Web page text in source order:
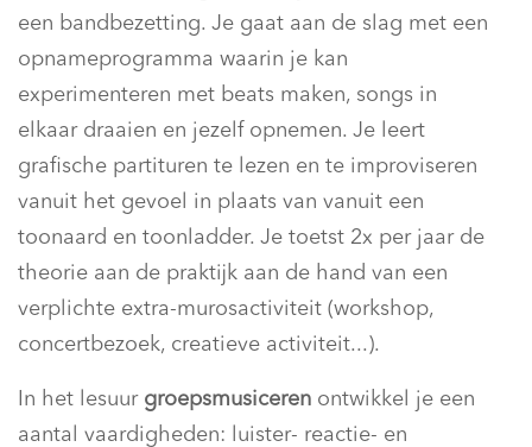
een bandbezetting. Je gaat aan de slag met een
opnameprogramma waarin je kan
experimenteren met beats maken, songs in
elkaar draaien en jezelf opnemen. Je leert
grafische partituren te lezen en te improviseren
vanuit het gevoel in plaats van vanuit een
toonaard en toonladder. Je toetst 2x per jaar de
theorie aan de praktijk aan de hand van een
verplichte extra-murosactiviteit (workshop,
concertbezoek, creatieve activiteit...).
In het lesuur groepsmusiceren ontwikkel je een
aantal vaardigheden: luister- reactie- en